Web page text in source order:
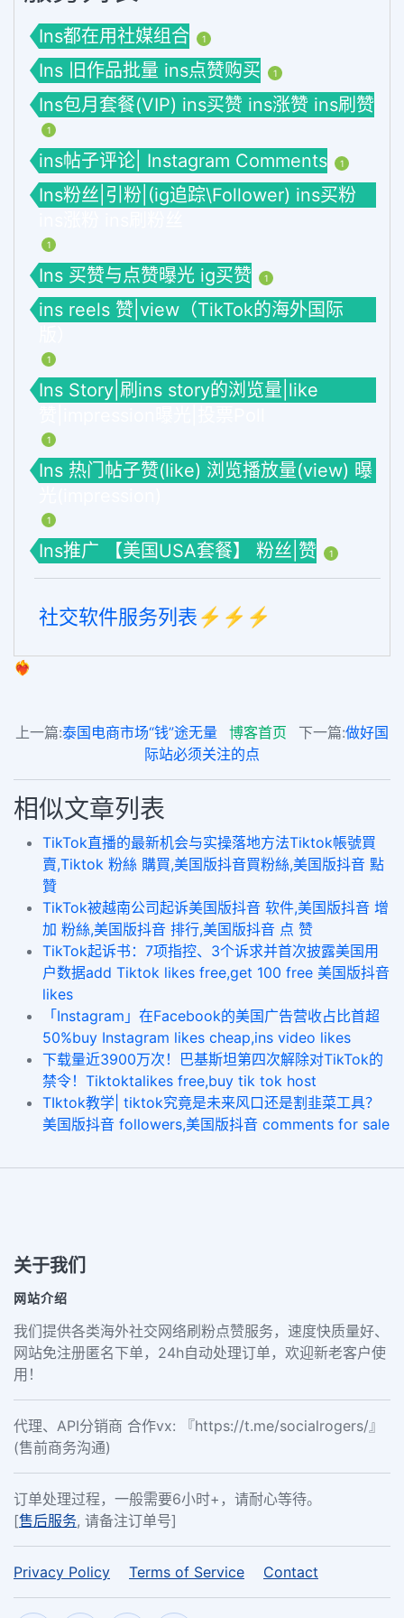
Ins都在用社媒组合 1
Ins 旧作品批量 ins点赞购买 1
Ins包月套餐(VIP) ins买赞 ins涨赞 ins刷赞
1
ins帖子评论| Instagram Comments 1
Ins粉丝|引粉|(ig追踪\Follower) ins买粉
1
Ins 买赞与点赞曝光 ig买赞 1
ins reels 赞|view（TikTok的海外国际
1
Ins Story|刷ins story的浏览量|like
1
Ins 热门帖子赞(like) 浏览播放量(view) 曝
1
Ins推广 【美国USA套餐】 粉丝|赞 1
社交软件服务列表⚡️⚡️⚡️
❤️‍🔥
上一篇:泰国电商市场“钱”途无量 博客首页 下一篇:做好国
际站必须关注的点
相似文章列表
TikTok直播的最新机会与实操落地方法Tiktok帳號買
賣,Tiktok 粉絲 購買,美国版抖音買粉絲,美国版抖音 點
贊
TikTok被越南公司起诉美国版抖音 软件,美国版抖音 增
加 粉絲,美国版抖音 排行,美国版抖音 点 赞
TikTok起诉书：7项指控、3个诉求并首次披露美国用
户数据add Tiktok likes free,get 100 free 美国版抖音
likes
「Instagram」在Facebook的美国广告营收占比首超
50%buy Instagram likes cheap,ins video likes
下载量近3900万次！巴基斯坦第四次解除对TikTok的
禁令！Tiktoktalikes free,buy tik tok host
TIktok教学| tiktok究竟是未来风口还是割韭菜工具？
美国版抖音 followers,美国版抖音 comments for sale
关于我们
网站介绍
我们提供各类海外社交网络刷粉点赞服务，速度快质量好、
网站免注册匿名下单，24h自动处理订单，欢迎新老客户使
用！
代理、API分销商 合作vx: 『https://t.me/socialrogers/』
(售前商务沟通)
订单处理过程，一般需要6小时+，请耐心等待。
[售后服务, 请备注订单号]
Privacy Policy Terms of Service Contact